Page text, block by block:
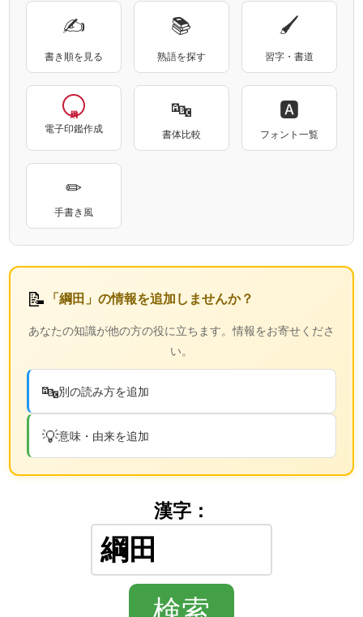
✍
書き順を見る
📚
熟語を探す
🖌
習字・書道
電子印鑑作成
🔤
書体比較
🅰
フォント一覧
✏
手書き風
📝 「綱田」の情報を追加しませんか？
あなたの知識が他の方の役に立ちます。情報をお寄せくださ
い。
🔤別の読み方を追加
💡意味・由来を追加
漢字：